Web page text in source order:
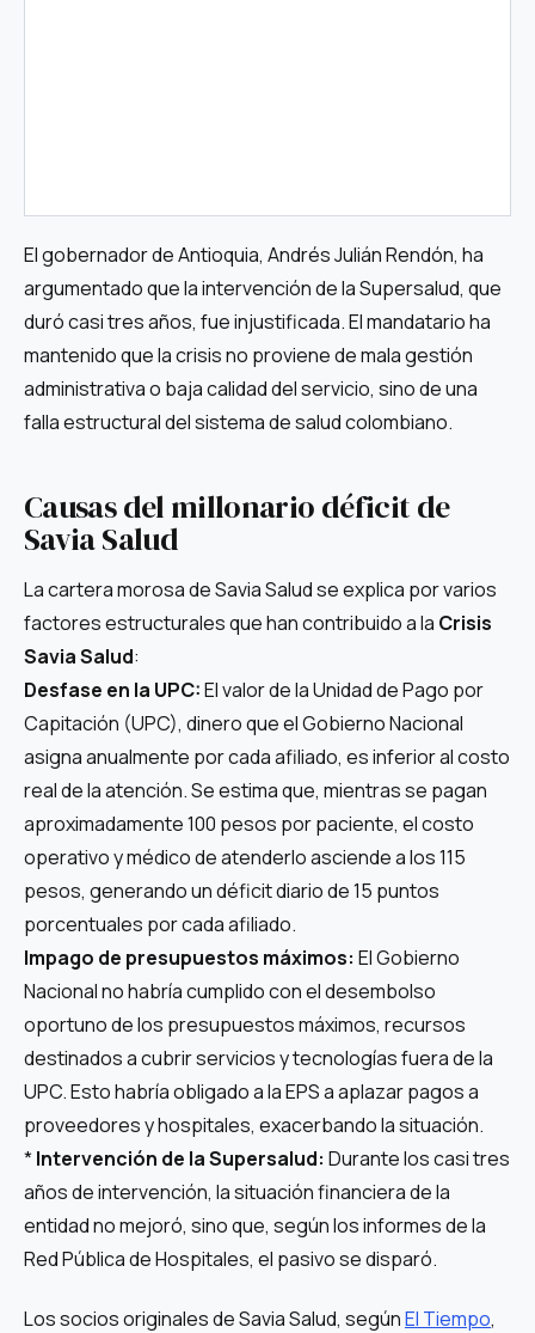
El gobernador de Antioquia, Andrés Julián Rendón, ha
argumentado que la intervención de la Supersalud, que
duró casi tres años, fue injustificada. El mandatario ha
mantenido que la crisis no proviene de mala gestión
administrativa o baja calidad del servicio, sino de una
falla estructural del sistema de salud colombiano.
Causas del millonario déficit de
Savia Salud
La cartera morosa de Savia Salud se explica por varios
factores estructurales que han contribuido a la Crisis
Savia Salud:
Desfase en la UPC:El valor de la Unidad de Pago por
Capitación (UPC), dinero que el Gobierno Nacional
asigna anualmente por cada afiliado, es inferior al costo
real de la atención. Se estima que, mientras se pagan
aproximadamente 100 pesos por paciente, el costo
operativo y médico de atenderlo asciende a los 115
pesos, generando un déficit diario de 15 puntos
porcentuales por cada afiliado.
Impago de presupuestos máximos: El Gobierno
Nacional no habría cumplido con el desembolso
oportuno de los presupuestos máximos, recursos
destinados a cubrir servicios y tecnologías fuera de la
UPC. Esto habría obligado a la EPS a aplazar pagos a
proveedores y hospitales, exacerbando la situación.
*Intervención de la Supersalud: Durante los casi tres
años de intervención, la situación financiera de la
entidad no mejoró, sino que, según los informes de la
Red Pública de Hospitales, el pasivo se disparó.
Los socios originales de Savia Salud, segúnEl Tiempo,